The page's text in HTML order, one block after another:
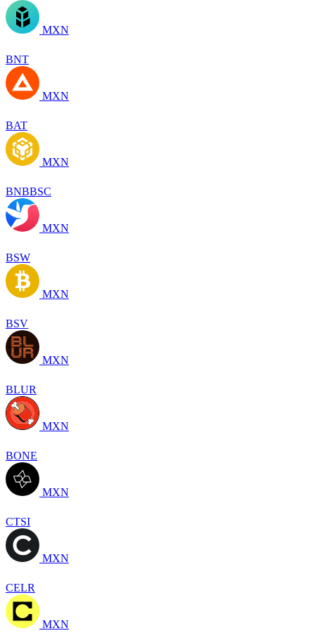
MXN
BNT
MXN
BAT
MXN
BNBBSC
MXN
BSW
MXN
BSV
MXN
BLUR
MXN
BONE
MXN
CTSI
MXN
CELR
MXN